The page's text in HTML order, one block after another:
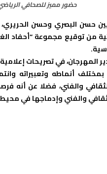
حضور مميز للصحافي
حسن البصري وحسن
من توقيع مجموعة “أحفاد
في تصريحات إعلامية،
أنماطه وتعبيراته
والفني، فضلا عن أنه
والفني وإدماجها في